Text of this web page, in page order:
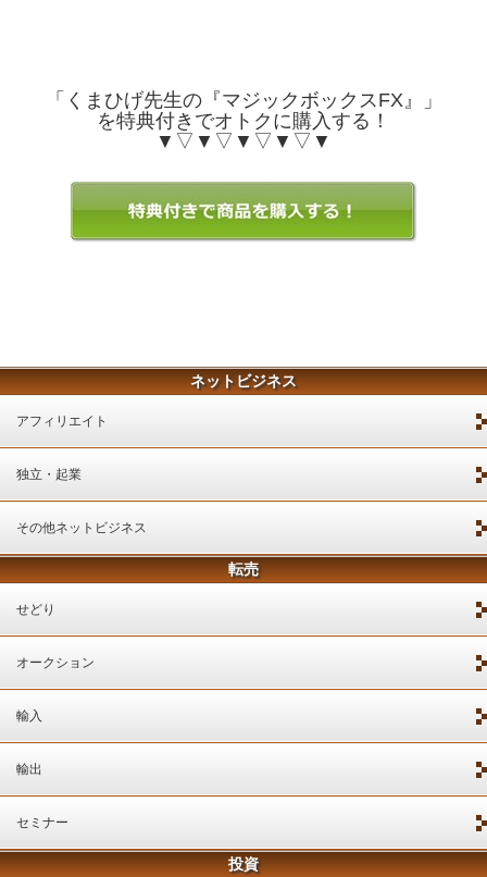
「くまひげ先生の『マジックボックスFX』」
を特典付きでオトクに購入する！
▼▽▼▽▼▽▼▽▼
ネットビジネス
アフィリエイト
独立・起業
その他ネットビジネス
転売
せどり
オークション
輸入
輸出
セミナー
投資